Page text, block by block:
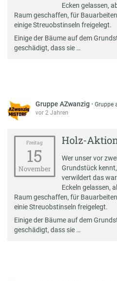
Ecken gelassen,
Raum geschaffen, für
einige Streuobstinseln freigelegt.
Einige der Bäume auf dem
geschädigt, dass sie …
Gruppe AZwanzig ·Gruppe
vor 2 Jahren
Freitag
15
November
Holz-
Wer unser vor
Grundstück
verwildert das
Eckeln gelassen,
Raum geschaffen, für
einie Streuobstinseln freigelegt.
Einige der Bäume auf dem
geschädigt, dass sie …